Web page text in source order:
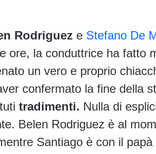
Rodriguez e Stefano De
ore, la conduttrice ha fatto
un vero e proprio
confermato la fine della
tradimenti. Nulla di
Belen Rodriguez è al
Santiago è con il